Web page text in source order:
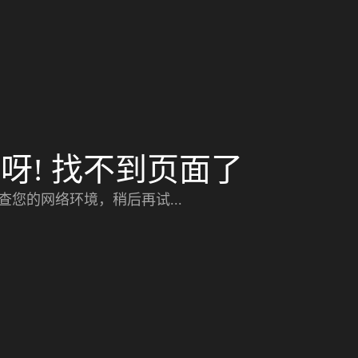
! 找不到页面了
您的网络环境，稍后再试...